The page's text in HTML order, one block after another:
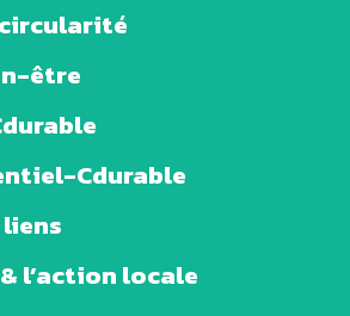
être
Cdurable
liens
l’action locale